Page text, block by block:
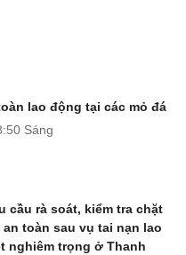
lao động tại các mỏ đá
Sáng
cầu rà soát, kiểm tra chặt
toàn sau vụ tai nạn lao
nghiêm trọng ở Thanh